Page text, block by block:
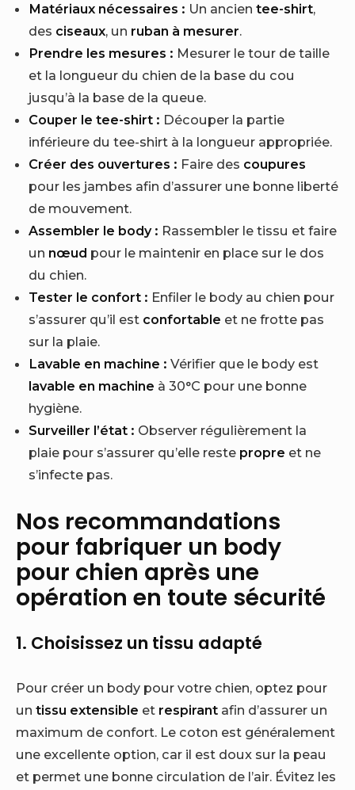
Matériaux nécessaires : Un ancientee-shirt,
des ciseaux, un ruban à mesurer.
Prendre les mesures : Mesurer le tour de taille
et la longueur du chien de la base du cou
jusqu’à la base de la queue.
Couper le tee-shirt : Découper la partie
inférieure du tee-shirt à la longueur appropriée.
Créer des ouvertures : Faire des coupures
pour les jambes afin d’assurer une bonne liberté
de mouvement.
Assembler le body : Rassembler le tissu et faire
un nœud pour le maintenir en place sur le dos
du chien.
Tester le confort : Enfiler le body au chien pour
s’assurer qu’il est confortable et ne frotte pas
sur la plaie.
Lavable en machine : Vérifier que le body est
lavable en machine à 30°C pour une bonne
hygiène.
Surveiller l’état : Observer régulièrement la
plaie pour s’assurer qu’elle reste propre et ne
s’infecte pas.
Nos recommandations
pour fabriquer un body
pour chien après une
opération en toute sécurité
1. Choisissez un tissu adapté
Pour créer un body pour votre chien, optez pour
un tissu extensible et respirant afin d’assurer un
maximum de confort. Le coton est généralement
une excellente option, car il est doux sur la peau
et permet une bonne circulation de l’air. Évitez les